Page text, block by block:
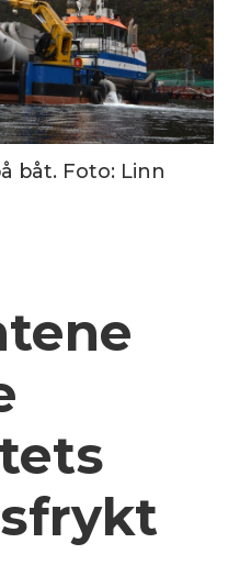
båt. Foto: Linn